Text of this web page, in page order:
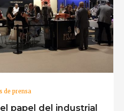
de prensa
papel del industrial